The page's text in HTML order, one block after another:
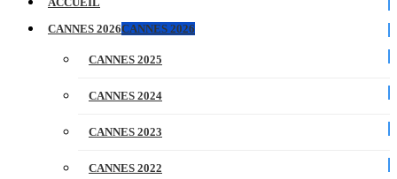
CANNES 2026CANNES 2026
CANNES 2025
CANNES 2024
CANNES 2023
CANNES 2022